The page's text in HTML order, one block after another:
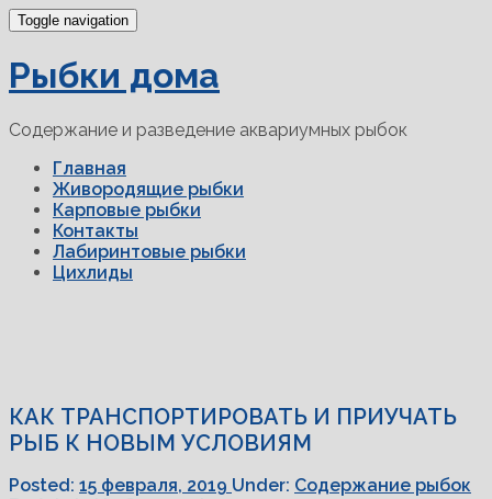
Toggle navigation
Рыбки дома
Содержание и разведение аквариумных рыбок
Главная
Живородящие рыбки
Карповые рыбки
Контакты
Лабиринтовые рыбки
Цихлиды
КАК ТРАНСПОРТИРОВАТЬ И ПРИУЧАТЬ
РЫБ К НОВЫМ УСЛОВИЯМ
Posted: 15 февраля, 2019 Under: Содержание рыбок